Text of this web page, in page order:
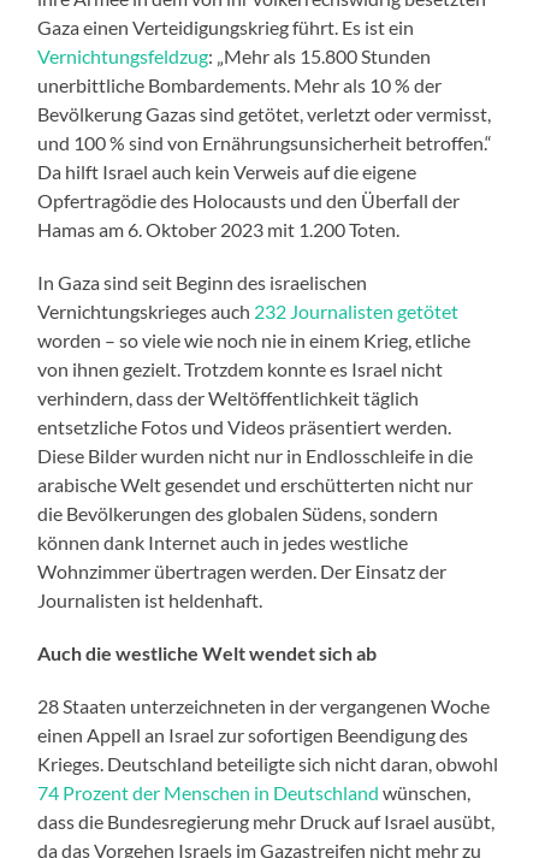
Gaza einen Verteidigungskrieg führt. Es ist ein
Vernichtungsfeldzug: „Mehr als 15.800 Stunden
unerbittliche Bombardements. Mehr als 10 % der
Bevölkerung Gazas sind getötet, verletzt oder vermisst,
und 100 % sind von Ernährungsunsicherheit betroffen.“
Da hilft Israel auch kein Verweis auf die eigene
Opfertragödie des Holocausts und den Überfall der
Hamas am 6. Oktober 2023 mit 1.200 Toten.
In Gaza sind seit Beginn des israelischen
Vernichtungskrieges auch 232 Journalisten getötet
worden – so viele wie noch nie in einem Krieg, etliche
von ihnen gezielt. Trotzdem konnte es Israel nicht
verhindern, dass der Weltöffentlichkeit täglich
entsetzliche Fotos und Videos präsentiert werden.
Diese Bilder wurden nicht nur in Endlosschleife in die
arabische Welt gesendet und erschütterten nicht nur
die Bevölkerungen des globalen Südens, sondern
können dank Internet auch in jedes westliche
Wohnzimmer übertragen werden. Der Einsatz der
Journalisten ist heldenhaft.
Auch die westliche Welt wendet sich ab
28 Staaten unterzeichneten in der vergangenen Woche
einen Appell an Israel zur sofortigen Beendigung des
Krieges. Deutschland beteiligte sich nicht daran, obwohl
74 Prozent der Menschen in Deutschland wünschen,
dass die Bundesregierung mehr Druck auf Israel ausübt,
da das Vorgehen Israels im Gazastreifen nicht mehr zu